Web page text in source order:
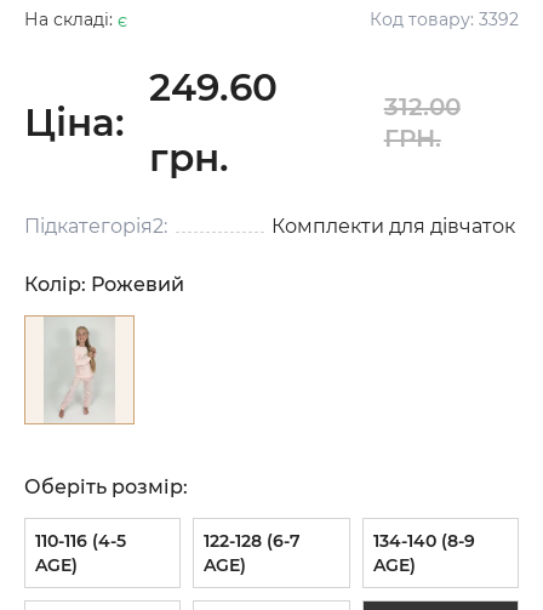
На складі: є Код товару: 3392
Ціна:
249.60
грн.
312.00
ГРН.
Підкатегорія2: Комплекти для дівчаток
Колір: Рожевий
Оберіть розмір:
110-116 (4-5
AGE)
122-128 (6-7
AGE)
134-140 (8-9
AGE)